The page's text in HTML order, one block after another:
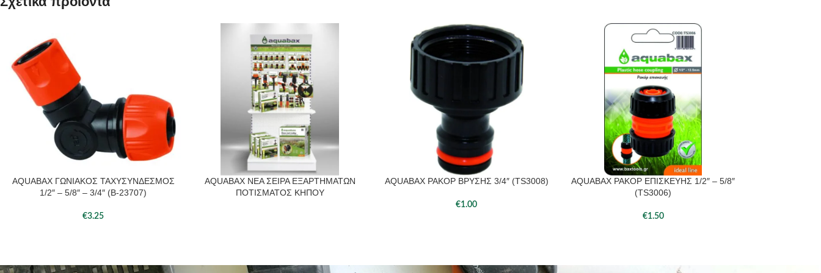
ΠΡΟΣΘΉΚΗ ΣΤΟ ΚΑΛΆΘΙ
AQUABAX ΓΩΝΙΑΚΟΣ ΤΑΧΥΣΥΝΔΕΣΜΟΣ
1/2″ – 5/8″ – 3/4″ (B-23707)
€3.25
ΔΙΑΒΆΣΤΕ ΠΕΡΙΣΣΌΤΕΡΑ
AQUABAX ΝΕΑ ΣΕΙΡΑ ΕΞΑΡΤΗΜΑΤΩΝ
ΠΟΤΙΣΜΑΤΟΣ ΚΗΠΟΥ
ΠΡΟΣΘΉΚΗ ΣΤΟ ΚΑΛΆΘΙ
AQUABAX ΡΑΚΟΡ ΒΡΥΣΗΣ 3/4″ (TS3008)
€1.00
ΠΡΟΣΘΉΚΗ ΣΤΟ ΚΑΛΆΘΙ
AQUABAX ΡΑΚΟΡ ΕΠΙΣΚΕΥΗΣ 1/2″ – 5/8″
(TS3006)
€1.50